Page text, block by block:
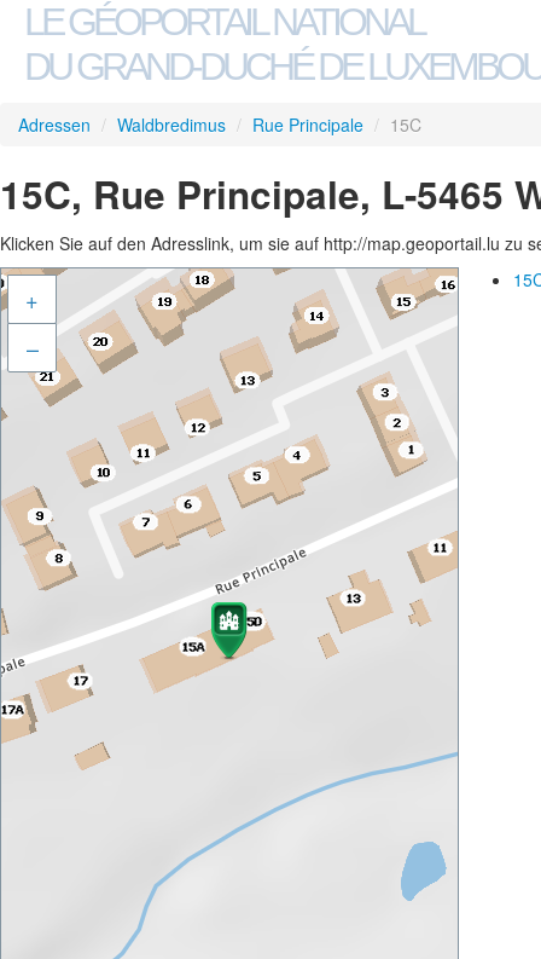
LE GÉOPORTAIL NATIONAL
DU GRAND-DUCHÉ DE
Adressen / Waldbredimus / Rue Principale / 15C
15C, Rue Principale, L-5465
Klicken Sie auf den Adresslink, um sie auf http://map.geoportail.lu zu
+
–